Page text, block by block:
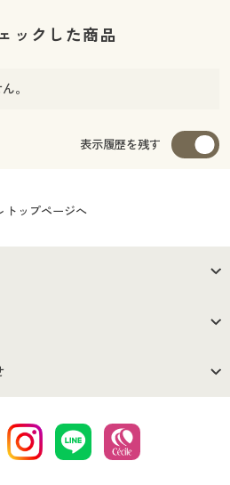
ックした商品
。
表示履歴を残す
トップページへ
会社案内
お支払は